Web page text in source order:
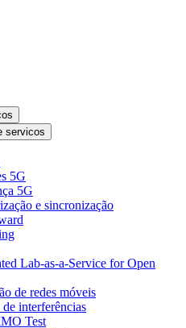
servicos
5G
5G
e sincronização
Lab-as-a-Service for Open
de redes móveis
de interferências
Test